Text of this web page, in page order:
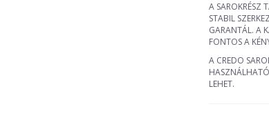
A SAROKRÉSZ
STABIL
GARANTÁL. A
FONTOS A
A CREDO
LEHET.